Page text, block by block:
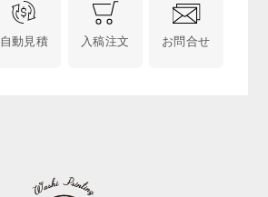
自動見積 入稿注文 お問合せ